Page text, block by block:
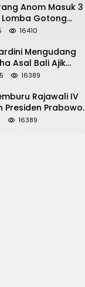
Anom Masuk 3
Gotong
Jatim, Ini
16410
Mengudang
Asal Bali Ajik
Ilmu
Trenggalek
16389
Rajawali IV
Presiden Prabowo
16389